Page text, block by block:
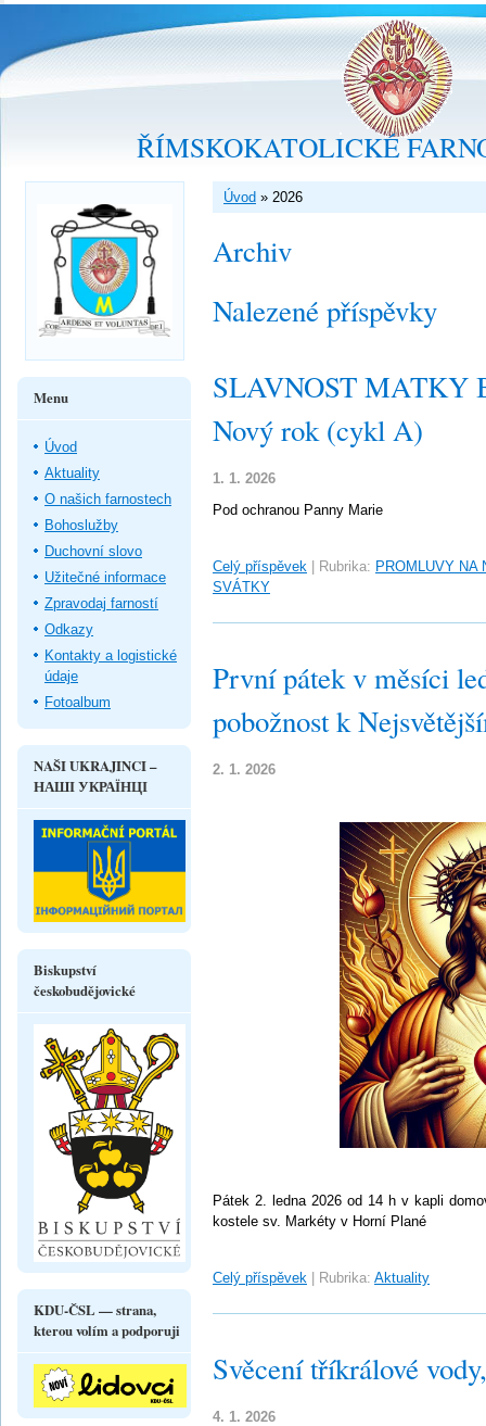
ŘÍMSKOKATOLICKÉ
Úvod » 2026
Archiv
Nalezené příspěvky
SLAVNOST MATKY
Nový rok (cykl A)
1. 1. 2026
Pod ochranou Panny Marie
Celý příspěvek Rubrika: PROMLUVY NA
SVÁTKY
První pátek v měsíci
pobožnost k
2. 1. 2026
Pátek 2. ledna 2026 od 14 h v kapli
kostele sv. Markéty v Horní Plané
Celý příspěvek Rubrika: Aktuality
Svěcení tříkrálové
4. 1. 2026
Menu
Úvod
Aktuality
O našich farnostech
Bohoslužby
Duchovní slovo
Užitečné informace
Zpravodaj farností
Odkazy
Kontakty a logistické
údaje
Fotoalbum
NAŠI UKRAJINCI –
НАШІ УКРАЇНЦІ
Biskupství
českobudějovické
KDU-ČSL — strana,
kterou volím a podporuji